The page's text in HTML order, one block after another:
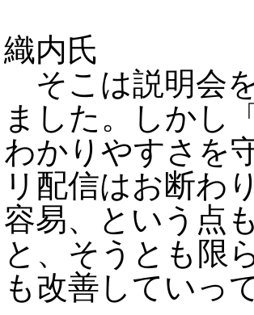
織内氏
そこは説明会
ました。しかし
わかりやすさを
リ配信はお断わ
容易、という点
と、そうとも限
も改善していっ